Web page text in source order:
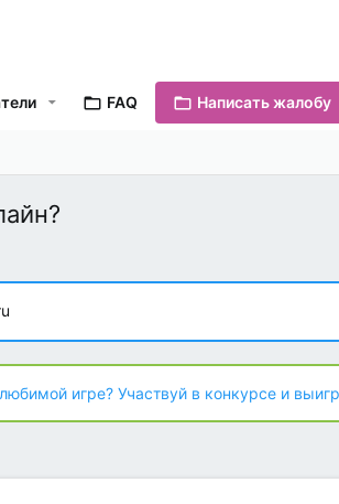
FAQ Написать жалобу
игре? Участвуй в конкурсе и